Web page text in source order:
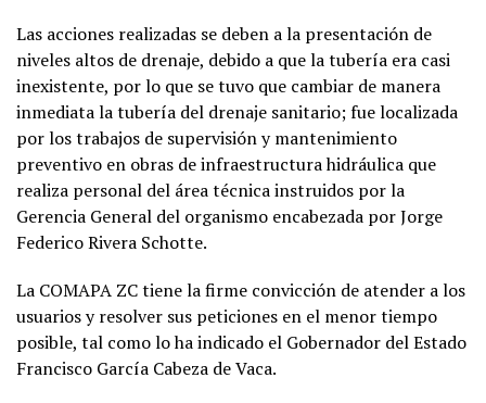
Las acciones realizadas se deben a la presentación de
niveles altos de drenaje, debido a que la tubería era casi
inexistente, por lo que se tuvo que cambiar de manera
inmediata la tubería del drenaje sanitario; fue localizada
por los trabajos de supervisión y mantenimiento
preventivo en obras de infraestructura hidráulica que
realiza personal del área técnica instruidos por la
Gerencia General del organismo encabezada por Jorge
Federico Rivera Schotte.
La COMAPA ZC tiene la firme convicción de atender a los
usuarios y resolver sus peticiones en el menor tiempo
posible, tal como lo ha indicado el Gobernador del Estado
Francisco García Cabeza de Vaca.